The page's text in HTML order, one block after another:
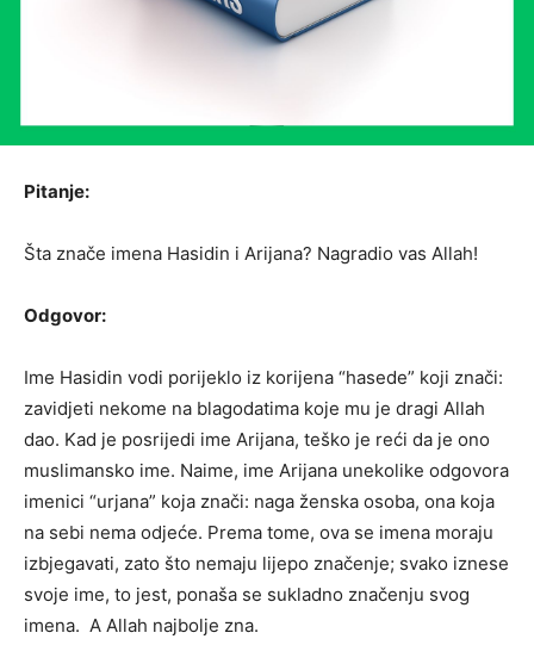
Pitanje:
Šta znače imena Hasidin i Arijana? Nagradio vas Allah!
Odgovor:
Ime Hasidin vodi porijeklo iz korijena “hasede” koji znači:
zavidjeti nekome na blagodatima koje mu je dragi Allah
dao. Kad je posrijedi ime Arijana, teško je reći da je ono
muslimansko ime. Naime, ime Arijana unekolike odgovora
imenici “urjana” koja znači: naga ženska osoba, ona koja
na sebi nema odjeće. Prema tome, ova se imena moraju
izbjegavati, zato što nemaju lijepo značenje; svako iznese
svoje ime, to jest, ponaša se sukladno značenju svog
imena. A Allah najbolje zna.